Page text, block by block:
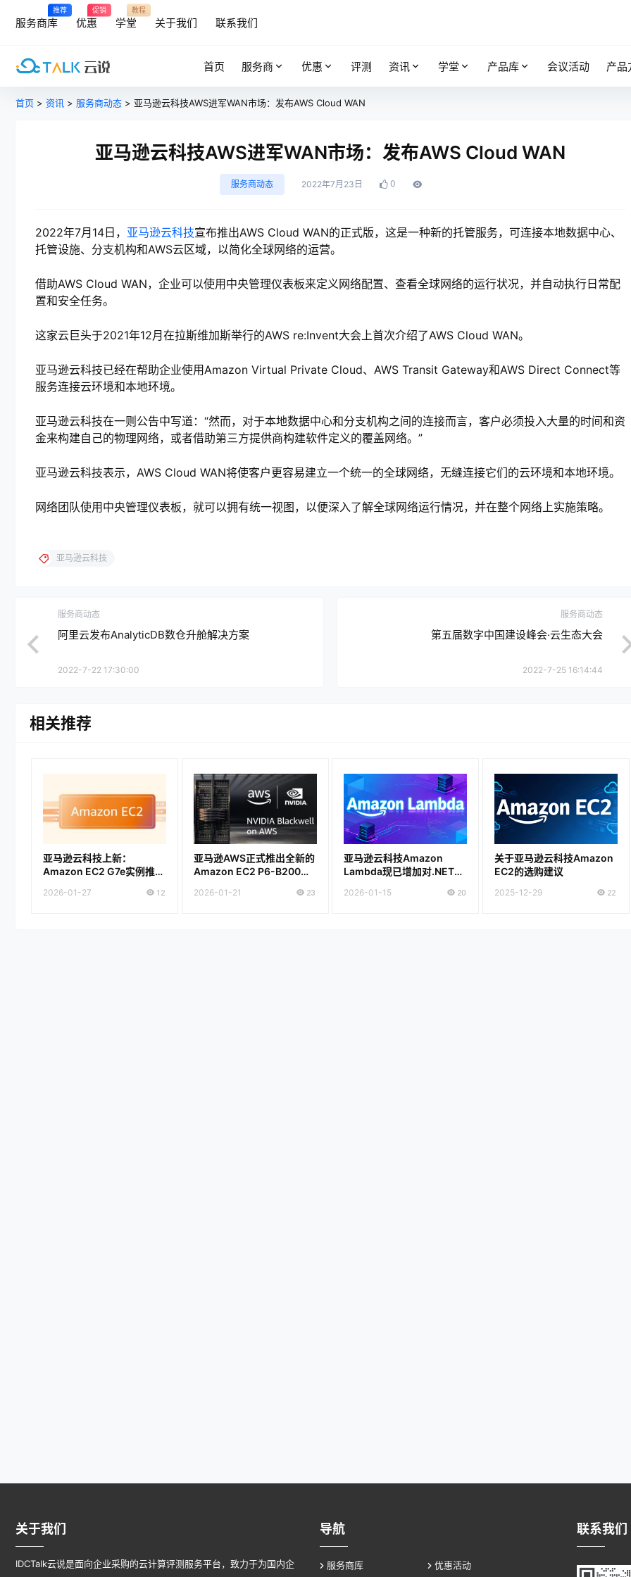
推荐
服务商库
促销
优惠
教程
学堂 关于我们 联系我们
首页 服务商 优惠 评测 资讯 学堂 产品库 会议活动 产品
首页 > 资讯 > 服务商动态 > 亚马逊云科技AWS进军WAN市场：发布AWS Cloud WAN
亚马逊云科技AWS进军WAN市场：发布AWS Cloud WAN
服务商动态 2022年7月23日 0
2022年7月14日， 亚马逊云科技宣布推出AWS Cloud WAN的正式版，这是一种新的托管服务，可连接本地数据中心、
托管设施、分支机构和AWS云区域，以简化全球网络的运营。
借助AWS Cloud WAN，企业可以使用中央管理仪表板来定义网络配置、查看全球网络的运行状况，并自动执行日常配
置和安全任务。
这家云巨头于2021年12月在拉斯维加斯举行的AWS re:Invent大会上首次介绍了AWS Cloud WAN。
亚马逊云科技已经在帮助企业使用Amazon Virtual Private Cloud、AWS Transit Gateway和AWS Direct Connect等
服务连接云环境和本地环境。
亚马逊云科技在一则公告中写道：“然而，对于本地数据中心和分支机构之间的连接而言，客户必须投入大量的时间和资
金来构建自己的物理网络，或者借助第三方提供商构建软件定义的覆盖网络。”
亚马逊云科技表示，AWS Cloud WAN将使客户更容易建立一个统一的全球网络，无缝连接它们的云环境和本地环境。
网络团队使用中央管理仪表板，就可以拥有统一视图，以便深入了解全球网络运行情况，并在整个网络上实施策略。
亚马逊云科技
服务商动态
阿里云发布AnalyticDB数仓升舱解决方案
2022-7-22 17:30:00
服务商动态
第五届数字中国建设峰会·云生态大会
2022-7-25 16:14:44
相关推荐
亚马逊云科技上新：
Amazon EC2 G7e实例推理
2026-01-27 12
亚马逊AWS正式推出全新的
Amazon EC2 P6-B200实
2026-01-21 23
亚马逊云科技Amazon
Lambda现已增加对.NET
2026-01-15 20
关于亚马逊云科技Amazon
EC2的选购建议
2025-12-29 22
关于我们
IDCTalk云说是面向企业采购的云计算评测服务平台，致力于为国内企
导航
服务商库 优惠活动
联系我们